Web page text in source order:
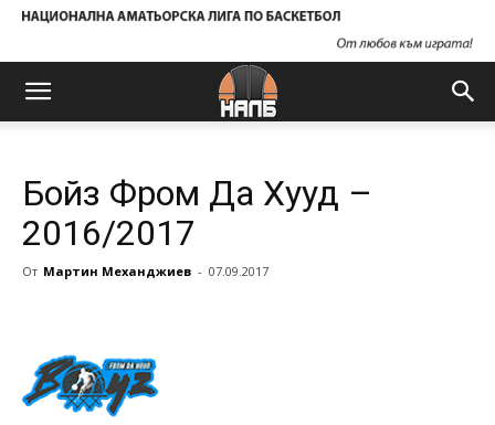
Бойз Фром Да Хууд –
2016/2017
От Мартин Механджиев - 07.09.2017